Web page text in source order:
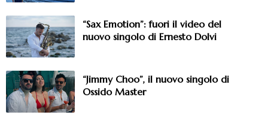
“Sax Emotion”: fuori il video del
nuovo singolo di Ernesto Dolvi
“Jimmy Choo”, il nuovo singolo di
Ossido Master